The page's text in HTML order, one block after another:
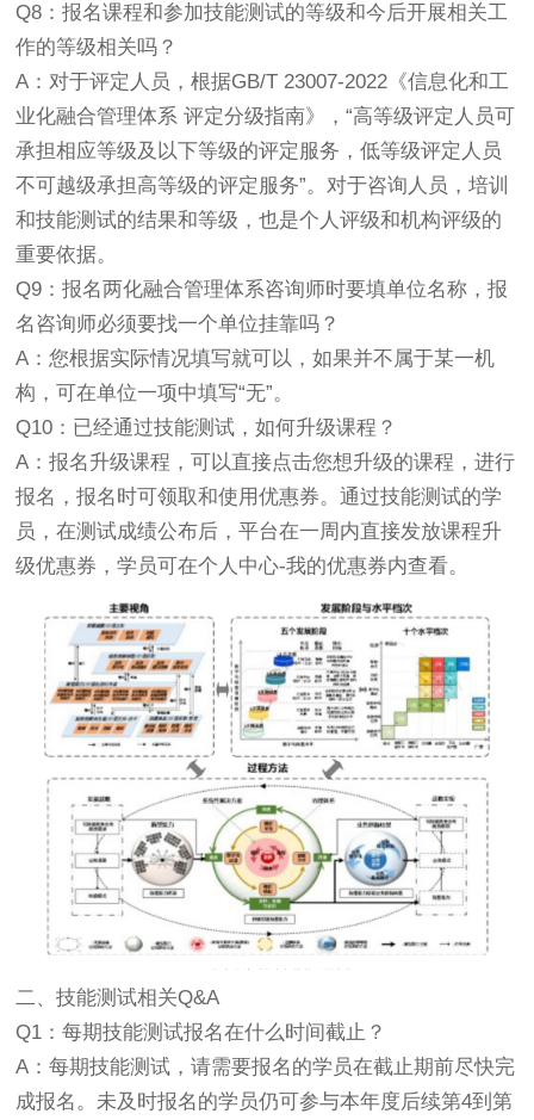
Q8：报名课程和参加技能测试的等级和今后开展相关工
作的等级相关吗？
A：对于评定人员，根据GB/T 23007-2022《信息化和工
业化融合管理体系 评定分级指南》，“高等级评定人员可
承担相应等级及以下等级的评定服务，低等级评定人员
不可越级承担高等级的评定服务”。对于咨询人员，培训
和技能测试的结果和等级，也是个人评级和机构评级的
重要依据。
Q9：报名两化融合管理体系咨询师时要填单位名称，报
名咨询师必须要找一个单位挂靠吗？
A：您根据实际情况填写就可以，如果并不属于某一机
构，可在单位一项中填写“无”。
Q10：已经通过技能测试，如何升级课程？
A：报名升级课程，可以直接点击您想升级的课程，进行
报名，报名时可领取和使用优惠券。通过技能测试的学
员，在测试成绩公布后，平台在一周内直接发放课程升
级优惠券，学员可在个人中心-我的优惠券内查看。
二、技能测试相关Q&A
Q1：每期技能测试报名在什么时间截止？
A：每期技能测试，请需要报名的学员在截止期前尽快完
成报名。未及时报名的学员仍可参与本年度后续第4到第